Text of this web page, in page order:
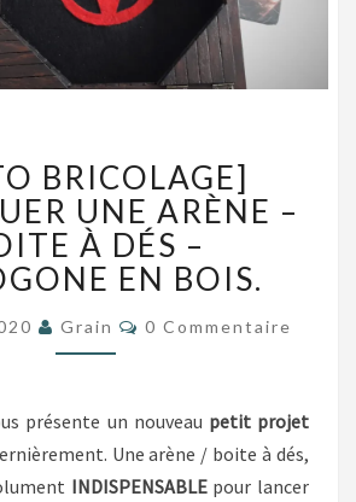
BRICOLAGE]
FABRIQUER
UNE
ARÈNE
–
À
DÉS
OCTOGONE
BOIS.
BRICOLAGE]
UNE ARÈNE –
À DÉS –
EN BOIS.
Grain Commentaires
0 Commentaire
présente un nouveau petit projet
Une arène / boite à dés,
INDISPENSABLE pour lancer